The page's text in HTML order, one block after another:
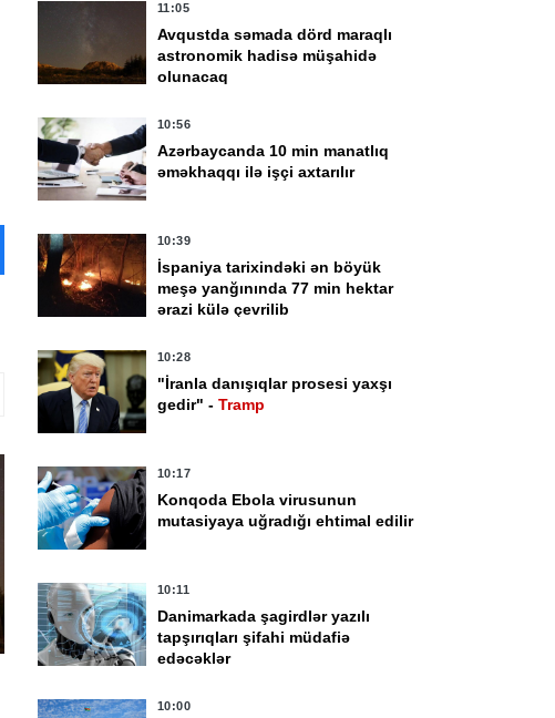
İspaniya tarixindəki ən
11:05
Avqustda səmada dörd maraqlı
astronomik hadisə müşahidə
olunacaq
10:56
Azərbaycanda 10 min manatlıq
əməkhaqqı ilə işçi axtarılır
10:39
İspaniya tarixindəki ən böyük
meşə yanğınında 77 min hektar
ərazi külə çevrilib
10:28
"İranla danışıqlar prosesi yaxşı
gedir" - Tramp
10:17
Konqoda Ebola virusunun
mutasiyaya uğradığı ehtimal edilir
10:11
Danimarkada şagirdlər yazılı
tapşırıqları şifahi müdafiə
edəcəklər
10:00